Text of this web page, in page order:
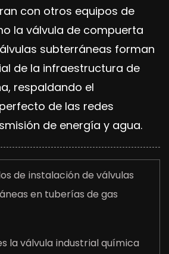
con otros equipos de
la válvula de compuerta
subterráneas forman
de la infraestructura de
respaldando el
de las redes
de energía y agua.
de instalación de válvulas
en tuberías de gas
la válvula industrial química